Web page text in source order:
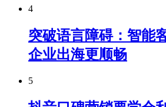
4
突破语言障碍：智能
企业出海更顺畅
5